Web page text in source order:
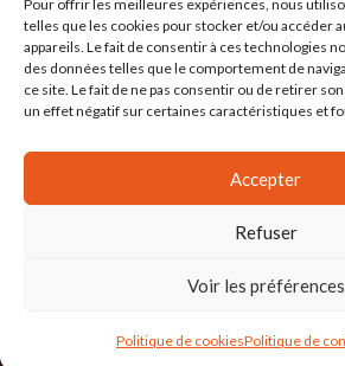
Pour offrir les meilleures expériences, nous
telles que les cookies pour stocker et/ou accéder
appareils. Le fait de consentir à ces technologies
des données telles que le comportement de
ce site. Le fait de ne pas consentir ou de retirer
un effet négatif sur certaines caractéristiques et
Accepter
Refuser
Voir les préférences
Politique de cookiesPolitique de
Mar : 7h30/17h30
Mer : 7h30/17h30
Jeu : 7h30/17h30
l'Agence Ailleurs